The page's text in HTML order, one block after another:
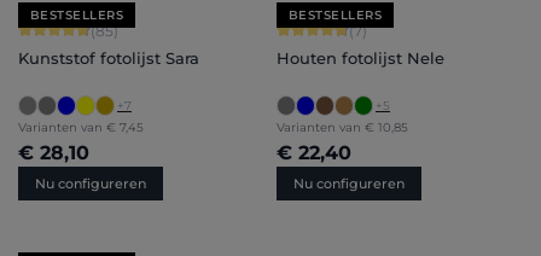
BESTSELLERS
Gemiddelde waardering van 4.71 van 5 sterren
(85)
Kunststof fotolijst Sara
+7
Varianten van € 7,45
€ 28,10
Nu configureren
BESTSELLERS
Gemiddelde waardering van 4.71
(7)
Houten fotolijst Nele
+5
Varianten van € 10,85
€ 22,40
Nu configureren